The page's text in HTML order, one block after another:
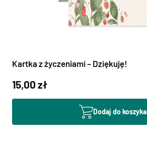
Kartka z życzeniami – Dziękuję!
15,00 zł
Dodaj do koszyka